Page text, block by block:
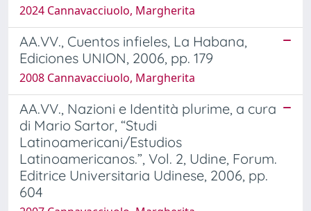
2024 Cannavacciuolo, Margherita
AA.VV., Cuentos infieles, La Habana,
Ediciones UNION, 2006, pp. 179
2008 Cannavacciuolo, Margherita
AA.VV., Nazioni e Identità plurime, a cura
di Mario Sartor, “Studi
Latinoamericani/Estudios
Latinoamericanos.”, Vol. 2, Udine, Forum.
Editrice Universitaria Udinese, 2006, pp.
604